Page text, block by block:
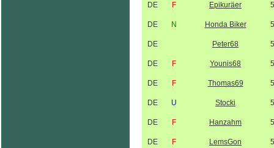
DE F Epikuräer
DE N Honda Biker
DE Peter68
DE F Younis68
DE F Thomas69
DE U Stocki
DE F Hanzahm
DE F LemsGon